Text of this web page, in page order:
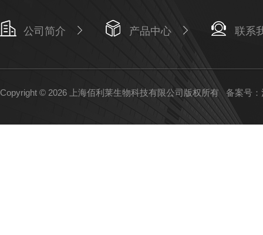
公司简介 产品中心 联系
Copyright © 2026 上海佰利莱生物科技有限公司版权所有 备案号：